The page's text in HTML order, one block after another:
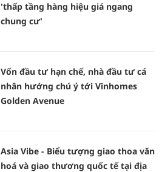
'thấp tầng hàng hiệu giá ngang
chung cư'
Vốn đầu tư hạn chế, nhà đầu tư cá
nhân hướng chú ý tới Vinhomes
Golden Avenue
Asia Vibe - Biểu tượng giao thoa văn
hoá và giao thương quốc tế tại địa